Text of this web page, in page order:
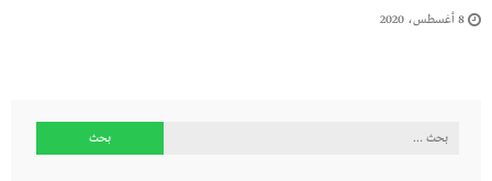
8 أغسطس، 2020
البحث